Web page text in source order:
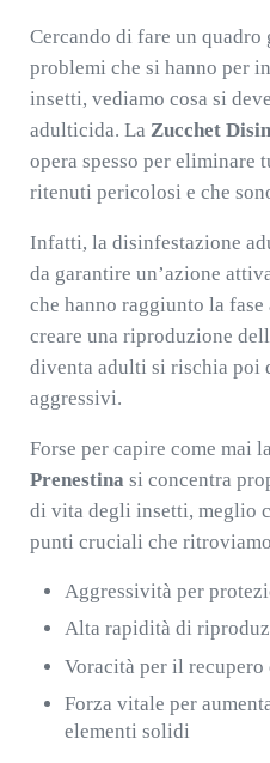
Cercando di fare un
problemi che si hanno per
insetti, vediamo cosa si
adulticida. La Zucchet
opera spesso per eliminare
ritenuti pericolosi e che
Infatti, la disinfestazione
da garantire un’azione
che hanno raggiunto la
creare una riproduzione
diventa adulti si rischia poi
aggressivi.
Forse per capire come mai la
Prenestina si concentra
di vita degli insetti, meglio
punti cruciali che
Aggressività per
Alta rapidità di
Voracità per il
Forza vitale per
elementi solidi